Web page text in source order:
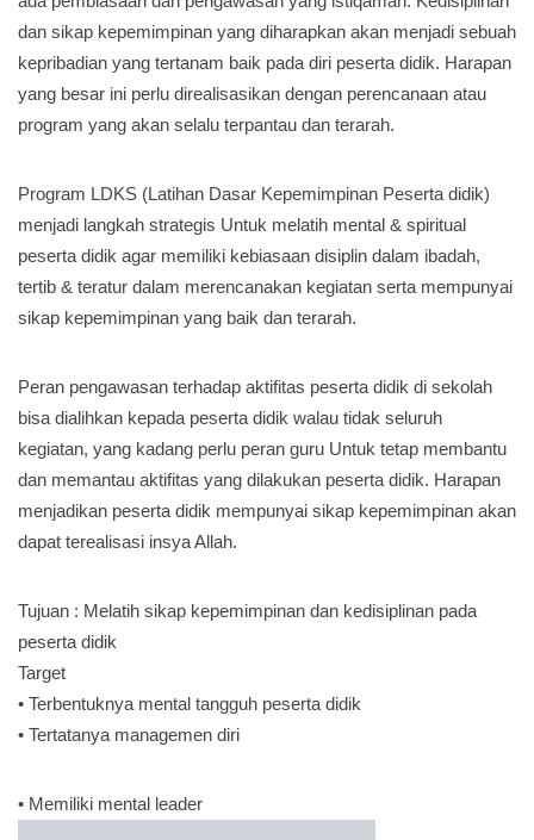
dan sikap kepemimpinan yang diharapkan akan menjadi sebuah
kepribadian yang tertanam baik pada diri peserta didik. Harapan
yang besar ini perlu direalisasikan dengan perencanaan atau
program yang akan selalu terpantau dan terarah.
Program LDKS (Latihan Dasar Kepemimpinan Peserta didik)
menjadi langkah strategis Untuk melatih mental & spiritual
peserta didik agar memiliki kebiasaan disiplin dalam ibadah,
tertib & teratur dalam merencanakan kegiatan serta mempunyai
sikap kepemimpinan yang baik dan terarah.
Peran pengawasan terhadap aktifitas peserta didik di sekolah
bisa dialihkan kepada peserta didik walau tidak seluruh
kegiatan, yang kadang perlu peran guru Untuk tetap membantu
dan memantau aktifitas yang dilakukan peserta didik. Harapan
menjadikan peserta didik mempunyai sikap kepemimpinan akan
dapat terealisasi insya Allah.
Tujuan : Melatih sikap kepemimpinan dan kedisiplinan pada
peserta didik
Target
• Terbentuknya mental tangguh peserta didik
• Tertatanya managemen diri
• Memiliki mental leader